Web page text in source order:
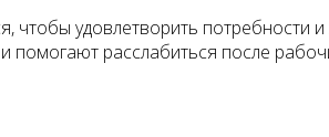
чтобы удовлетворить
помогают расслабиться после